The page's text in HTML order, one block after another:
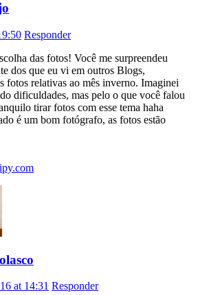
Responder
das fotos! Você me surpreendeu
dos que eu vi em outros Blogs,
fotos relativas ao mês inverno. Imaginei
dificuldades, mas pelo o que você falou
tirar fotos com esse tema haha
é um bom fotógrafo, as fotos estão
at 14:31 Responder